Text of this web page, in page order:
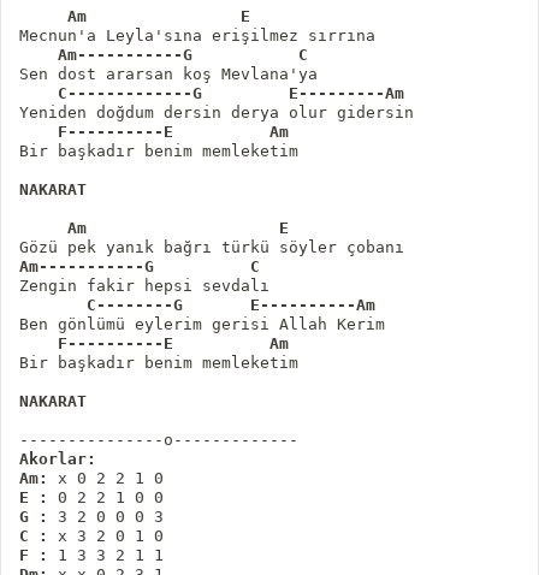
     Am                E
    Am-----------G           C
    C-------------G         E---------Am
Yeniden doğdum dersin derya olur gidersin
   F----------E          Am
Bir başkadır benim memleketim
NAKARAT
     Am                    E
Am-----------G          C
       C--------G       E----------Am
    F----------E          Am
Bir başkadır benim memleketim
NAKARAT
Akorlar:
Am:
E :
G :
C :
F :